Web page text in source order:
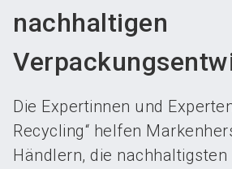
nachhaltigen
Die Expertinnen und
Recycling“ helfen
Händlern, die nachhaltigsten